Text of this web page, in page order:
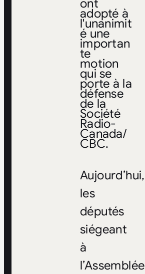
ont
adopté à
l'unanimit
é une
importan
te
motion
qui se
porte à la
défense
de la
Société
Radio-
Canada/
CBC.
Aujourd’hui,
les
députés
siégeant
à
l’Assemblée